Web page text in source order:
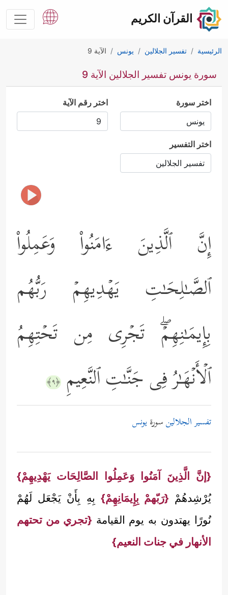
القرآن الكريم
الرئيسية تفسير الجلالين يونس الآية 9
سورة يونس تفسير الجلالين الآية 9
اختر سورة اختر رقم الآية
اختر التفسير
إِنَّ ٱلَّذِینَ ءَامَنُواْ وَعَمِلُواْ
ٱلصَّـٰلِحَـٰتِ یَهۡدِیهِمۡ رَبُّهُم
بِإِیمَـٰنِهِمۡۖ تَجۡرِی مِن تَحۡتِهِمُ
ٱلۡأَنۡهَـٰرُ فِی جَنَّـٰتِ ٱلنَّعِیمِ ﴿٩﴾
تفسير الجلالينسورةيونس
{إنَّ الَّذِينَ آمَنُوا وَعَمِلُوا الصَّالِحَات يَهْدِيهِمْ}
يُرْشِدهُمْ {رَبّهمْ بِإِيمَانِهِمْ} بِهِ بِأَنْ يَجْعَل لَهُمْ
نُورًا يهتدون به يوم القيامة {تجري من تحتهم
الأنهار في جنات النعيم}